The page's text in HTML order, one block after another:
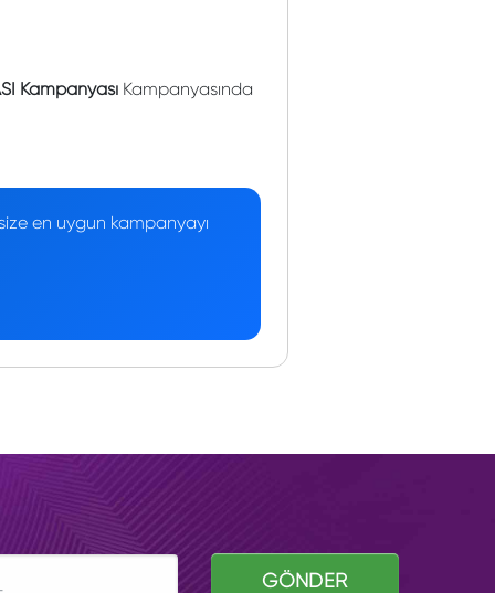
Kampanyası Kampanyasında
en uygun kampanyayı
GÖNDER